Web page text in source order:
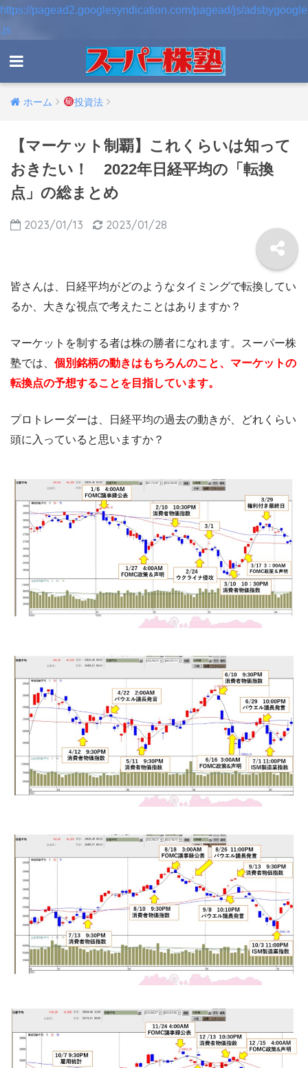
https://pagead2.googlesyndication.com/pagead/js/adsbygoogle
.js
ホーム 投資法
【マーケット制覇】これくらいは知って
おきたい！ 2022年日経平均の「転換
点」の総まとめ
2023/01/13 2023/01/28
皆さんは、日経平均がどのようなタイミングで転換してい
るか、大きな視点で考えたことはありますか？
マーケットを制する者は株の勝者になれます。スーパー株
塾では、 個別銘柄の動きはもちろんのこと、マーケットの
転換点の予想することを目指しています。
プロトレーダーは、日経平均の過去の動きが、どれくらい
頭に入っていると思いますか？